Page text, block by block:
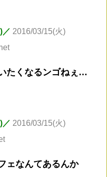
／ 2016/03/15(火)
たくなるンゴねぇ…
／ 2016/03/15(火)
ェなんてあるんか